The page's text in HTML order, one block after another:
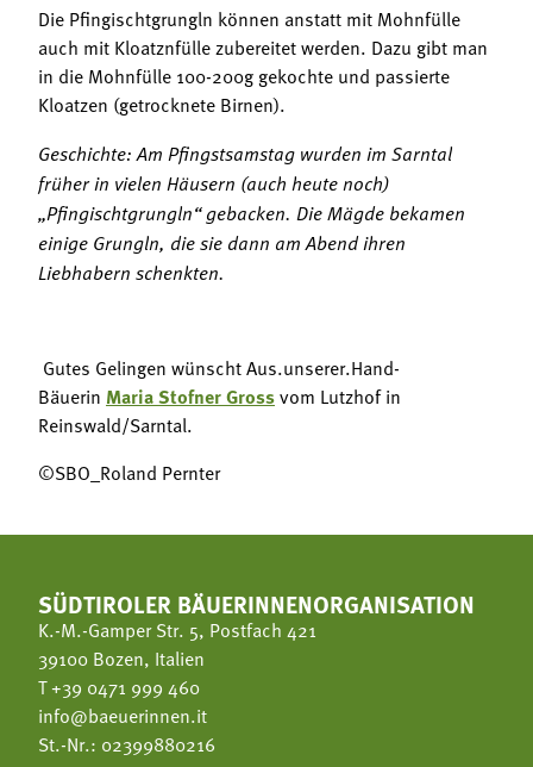
Die Pfingischtgrungln können anstatt mit Mohnfülle
auch mit Kloatznfülle zubereitet werden. Dazu gibt man
in die Mohnfülle 100-200g gekochte und passierte
Kloatzen (getrocknete Birnen).
Geschichte: Am Pfingstsamstag wurden im Sarntal
früher in vielen Häusern (auch heute noch)
„Pfingischtgrungln“ gebacken. Die Mägde bekamen
einige Grungln, die sie dann am Abend ihren
Liebhabern schenkten.
Gutes Gelingen wünscht Aus.unserer.Hand-
Bäuerin Maria Stofner Grossvom Lutzhof in
Reinswald/Sarntal.
©SBO_Roland Pernter
SÜDTIROLER BÄUERINNENORGANISATION
K.-M.-Gamper Str. 5, Postfach 421
39100 Bozen, Italien
T+39 0471 999 460
info@baeuerinnen.it
St.-Nr.: 02399880216